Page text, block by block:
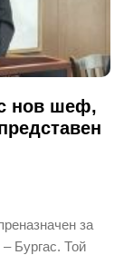
нов шеф,
за
Бургас. Той